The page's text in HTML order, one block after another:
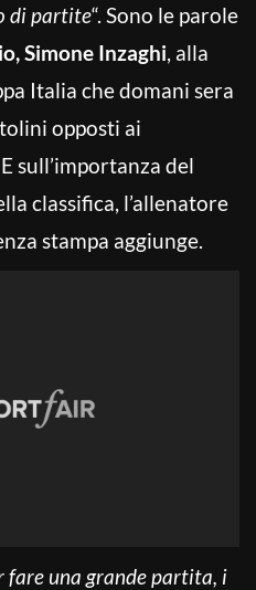
di partite“. Sono le parole
Simone Inzaghi, alla
Italia che domani sera
opposti ai
sull’importanza del
classifica, l’allenatore
stampa aggiunge.
fare una grande partita, i